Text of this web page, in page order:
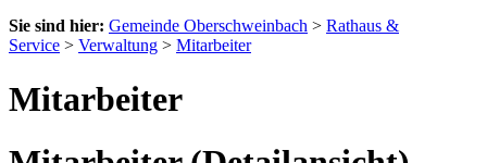
Sie sind hier: Gemeinde Oberschweinbach > Rathaus &
Service > Verwaltung > Mitarbeiter
Mitarbeiter